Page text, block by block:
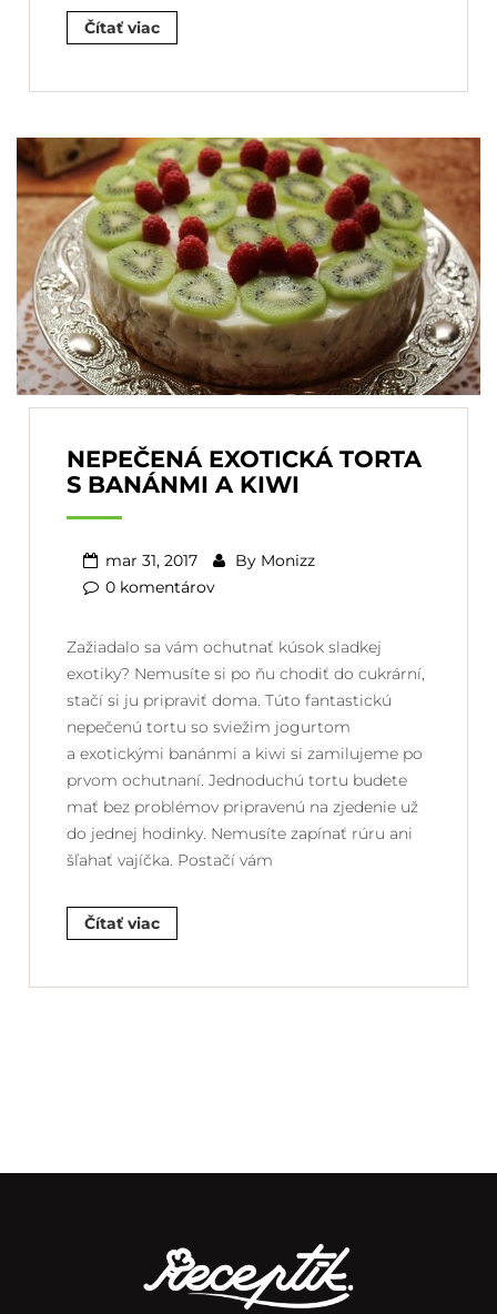
Čítať viac
NEPEČENÁ EXOTICKÁ TORTA
S BANÁNMI A KIWI
mar 31, 2017 By Monizz
0 komentárov
Zažiadalo sa vám ochutnať kúsok sladkej
exotiky? Nemusíte si po ňu chodiť do cukrární,
stačí si ju pripraviť doma. Túto fantastickú
nepečenú tortu so sviežim jogurtom
a exotickými banánmi a kiwi si zamilujeme po
prvom ochutnaní. Jednoduchú tortu budete
mať bez problémov pripravenú na zjedenie už
do jednej hodinky. Nemusíte zapínať rúru ani
šľahať vajíčka. Postačí vám
Čítať viac